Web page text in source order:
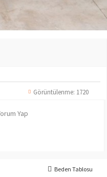
Görüntülenme: 1720
Yap
Beden Tablosu